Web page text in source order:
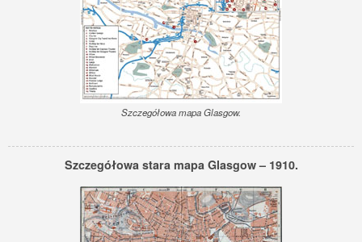
Szczegółowa mapa Glasgow.
Szczegółowa stara mapa Glasgow – 1910.